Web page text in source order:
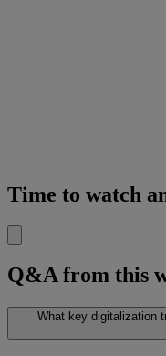
Time to watch
Q&A from this
What key digitalization